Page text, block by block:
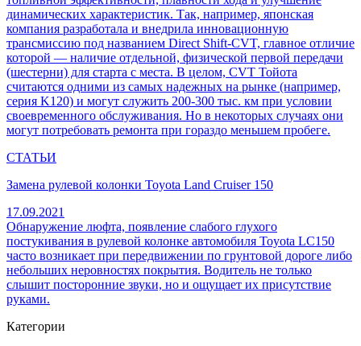
динамических характеристик. Так, например, японская
компания разработала и внедрила инновационную
трансмиссию под названием Direct Shift-CVT, главное отличие
которой — наличие отдельной, физической первой передачи
(шестерни) для старта с места. В целом, CVT Тойота
считаются одними из самых надежных на рынке (например,
серия K120) и могут служить 200-300 тыс. км при условии
своевременного обслуживания. Но в некоторых случаях они
могут потребовать ремонта при гораздо меньшем пробеге.
СТАТЬИ
Замена рулевой колонки Toyota Land Cruiser 150
17.09.2021
Обнаружение люфта, появление слабого глухого
постукивания в рулевой колонке автомобиля Toyota LC150
часто возникает при передвижении по грунтовой дороге либо
небольших неровностях покрытия. Водитель не только
слышит посторонние звуки, но и ощущает их присутствие
руками.
Категории